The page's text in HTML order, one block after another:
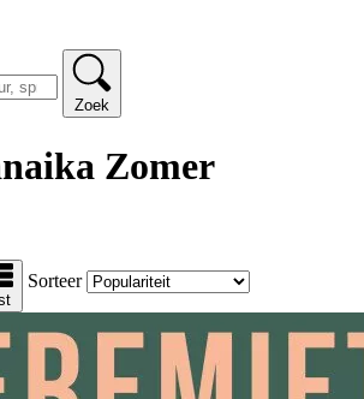
Zoek
Zomer
Sorteer